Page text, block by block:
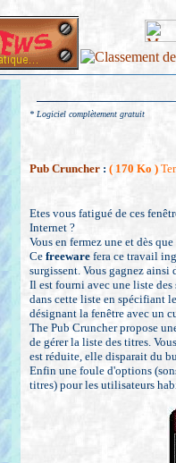
* Logiciel complètement gratuit
Pub Cruncher: ( 170 Ko )
Etes vous fatigué de ces
Internet ?
Vous en fermez une et dès
Ce freewarefera ce travail
surgissent. Vous gagnez
Il est fourni avec une liste
dans cette liste en spécifiant
désignant la fenêtre avec un
The Pub Cruncher propose
de gérer la liste des titres.
est réduite, elle disparait du
Enfin une foule d'options
titres) pour les utilisateurs